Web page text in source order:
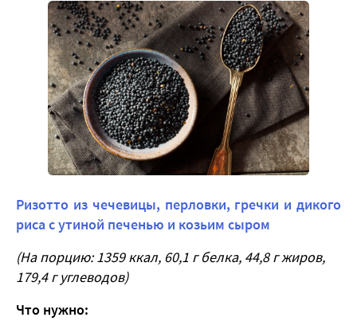
Ризотто из чечевицы, перловки, гречки и дикого
риса с утиной печенью и козьим сыром
(На порцию: 1359 ккал, 60,1 г белка, 44,8 г жиров,
179,4 г углеводов)
Что нужно: